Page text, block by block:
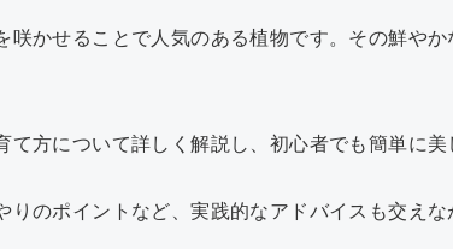
咲かせることで人気のある植物です。その鮮や
て方について詳しく解説し、初心者でも簡単に
りのポイントなど、実践的なアドバイスも交え